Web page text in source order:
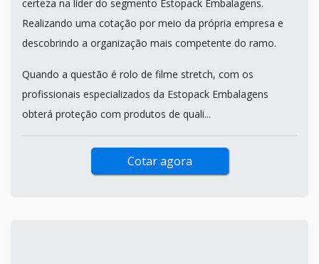
certeza na líder do segmento Estopack Embalagens.
Realizando uma cotação por meio da própria empresa e
descobrindo a organização mais competente do ramo.
Quando a questão é rolo de filme stretch, com os
profissionais especializados da Estopack Embalagens
obterá proteção com produtos de quali...
Cotar agora